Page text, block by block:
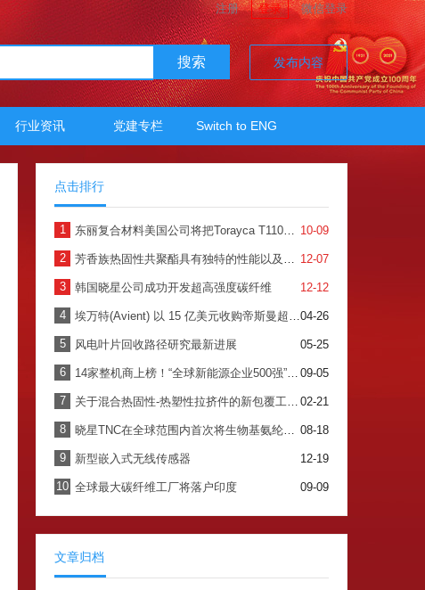
注册 登录 微信登录
搜索 发布内容
行业资讯 党建专栏 Switch to ENG
点击排行
1 10-09
东丽复合材料美国公司将把Torayca T1100的产能提高一倍
2 12-07
芳香族热固性共聚酯具有独特的性能以及多种形式的可用性
3 12-12
韩国晓星公司成功开发超高强度碳纤维
4 04-26
埃万特(Avient) 以 15 亿美元收购帝斯曼超高分子量聚乙烯纤维防护材料
5 05-25
风电叶片回收路径研究最新进展
6 09-05
14家整机商上榜！“全球新能源企业500强”揭晓！
7 02-21
关于混合热固性-热塑性拉挤件的新包覆工艺进展
8 08-18
晓星TNC在全球范围内首次将生物基氨纶商业化
9 12-19
新型嵌入式无线传感器
10 09-09
全球最大碳纤维工厂将落户印度
文章归档